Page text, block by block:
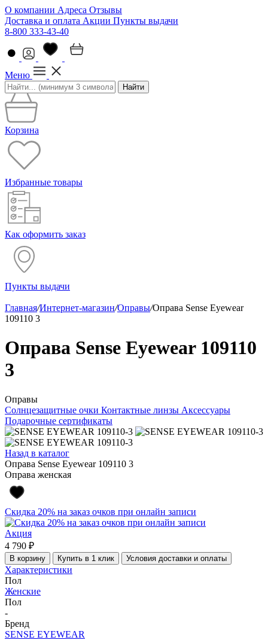
О компании Адреса Отзывы
Доставка и оплата Акции Пункты выдачи
8-800 333-43-40
Меню
Найти
Корзина
Избранные товары
Как оформить заказ
Пункты выдачи
Главная/Интернет-магазин/Оправы/Оправа Sense Eyewear
109110 3
Оправа Sense Eyewear 109110
3
Оправы
Солнцезащитные очки Контактные линзы Аксессуары
Подарочные сертификаты
Назад в каталог
Оправа Sense Eyewear 109110 3
Оправа женская
Скидка 20% на заказ очков при онлайн записи
Акция
4 790 ₽
В корзину Купить в 1 клик Условия доставки и оплаты
Характеристики
Пол
Женские
Пол
-
Бренд
SENSE EYEWEAR